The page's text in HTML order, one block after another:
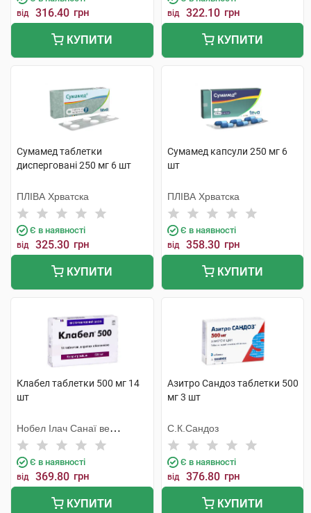
від 316.40 грн
КУПИТИ
від 322.10 грн
КУПИТИ
Сумамед таблетки
дисперговані 250 мг 6 шт
ПЛІВА Хрватска
Є в наявності
від 325.30 грн
КУПИТИ
Сумамед капсули 250 мг 6
шт
ПЛІВА Хрватска
Є в наявності
від 358.30 грн
КУПИТИ
Клабел таблетки 500 мг 14
шт
Нобел Ілач Санаї ве
Тіджарет
Є в наявності
від 369.80 грн
КУПИТИ
Азитро Сандоз таблетки 500
мг 3 шт
С.К.Сандоз
Є в наявності
від 376.80 грн
КУПИТИ